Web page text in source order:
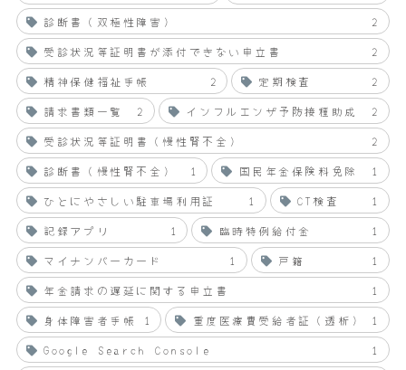
診断書（双極性障害）
2
受診状況等証明書が添付できない申立書
2
精神保健福祉手帳
2 定期検査
2
請求書類一覧
2 インフルエンザ予防接種助成
2
受診状況等証明書（慢性腎不全）
2
診断書（慢性腎不全）
1 国民年金保険料免除
1
ひとにやさしい駐車場利用証
1 CT検査
1
記録アプリ
1 臨時特例給付金
1
マイナンバーカード
1 戸籍
1
年金請求の遅延に関する申立書
1
身体障害者手帳
1 重度医療費受給者証（透析）
1
Google Search Console
1